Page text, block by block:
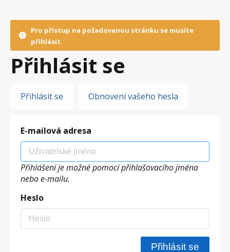
Pro přístup na požadovanou stránku se musíte
přihlásit.
Přihlásit se
Hlavní
Přihlásit se Obnovení vašeho hesla
E-mailová adresa
Přihlášení je možné pomocí přihlašovacího jména
nebo e-mailu.
Heslo